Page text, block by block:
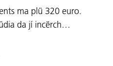
ma plü 320 euro.
da jí incërch…